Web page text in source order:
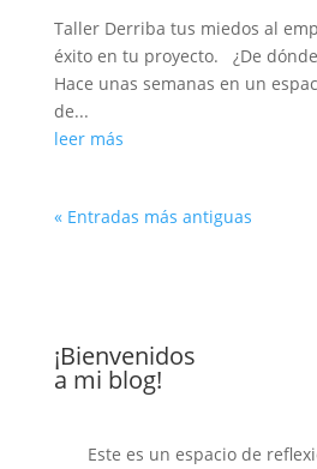
Taller Derriba tus miedos al
éxito en tu proyecto. ¿De
Hace unas semanas en un
de...
leer más
« Entradas más antiguas
¡Bienvenidos
a mi blog!
Este es un espacio de